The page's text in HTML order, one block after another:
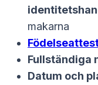
makarna
Fullständiga
Datum och